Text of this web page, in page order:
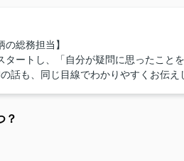
の総務担当】
タートし、「自分が疑問に思ったこと
話も、同じ目線でわかりやすくお伝え
？